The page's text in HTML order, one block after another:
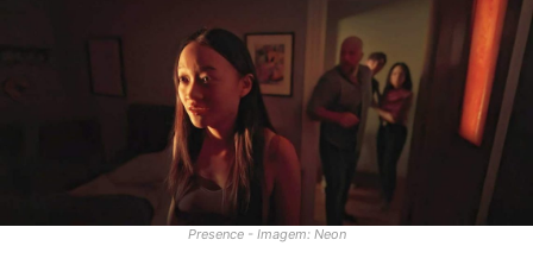
Presence - Imagem: Neon